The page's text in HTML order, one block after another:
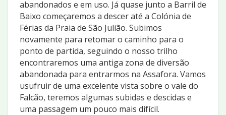
abandonados e em uso. Já quase junto a Barril de
Baixo começaremos a descer até a Colónia de
Férias da Praia de São Julião. Subimos
novamente para retomar o caminho para o
ponto de partida, seguindo o nosso trilho
encontraremos uma antiga zona de diversão
abandonada para entrarmos na Assafora. Vamos
usufruir de uma excelente vista sobre o vale do
Falcão, teremos algumas subidas e descidas e
uma passagem um pouco mais difícil.